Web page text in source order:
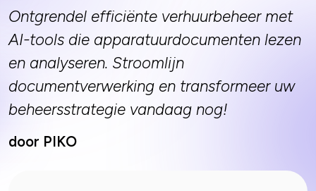
Ontgrendel efficiënte verhuurbeheer met
AI-tools die apparatuurdocumenten lezen
en analyseren. Stroomlijn
documentverwerking en transformeer uw
beheersstrategie vandaag nog!
door PIKO
Neem contact op